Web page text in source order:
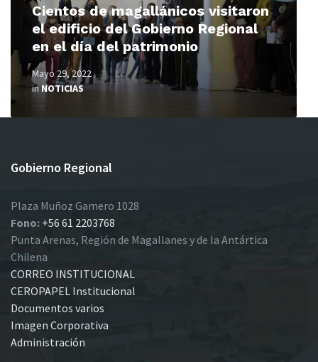
Cientos de magallánicos visitaron
el edificio del Gobierno Regional
en el día del patrimonio
Mayo 29, 2022
inNOTICIAS
Gobierno Regional
Plaza Muñoz Gamero 1028
Fono: +56 61 2203768
Punta Arenas, Región de Magallanes y de la Antártica
Chilena
CORREO INSTITUCIONAL
CEROPAPEL Institucional
Documentos varios
Imagen Corporativa
Administración